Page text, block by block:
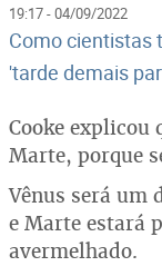
19:17 - 04/09/2022
Como cientistas
'tarde demais
Cooke explicou
Marte, porque
Vênus será um
e Marte estará
avermelhado.